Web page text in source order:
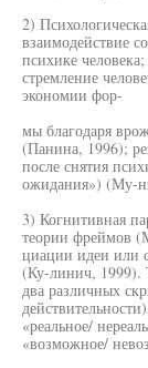
2)
взаимодействие
психике
стремление
экономии фор-
мы благодаря
(Панина, 1996);
после снятия
ожидания») (Му-
3) Когнитивная
теории фреймов
циации идеи или
(Ку-линич, 1999).
два различных
«реальное/
«возможное/